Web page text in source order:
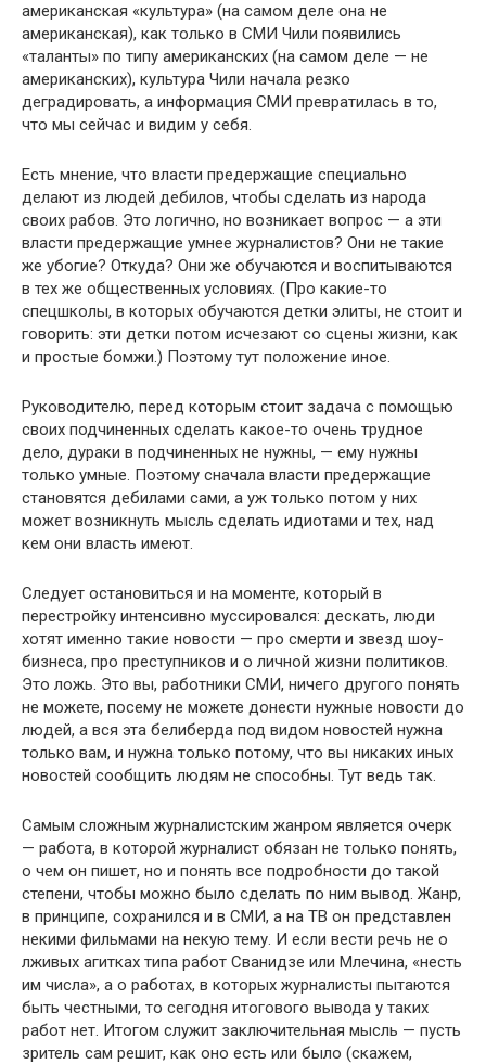
американская «культура» (на самом деле она не
американская), как только в СМИ Чили появились
«таланты» по типу американ­ских (на самом деле — не
американских), культура Чили начала резко
деградировать, а информация СМИ превратилась в то,
что мы сейчас и видим у себя.
Есть мнение, что власти предержащие специально
делают из людей дебилов, чтобы сделать из народа
своих рабов. Это ло­гично, но возникает вопрос — а эти
власти предержащие умнее журналистов? Они не такие
же убогие? Откуда? Они же обучаются и воспитываются
в тех же общественных условиях. (Про какие-то
спецшколы, в которых обучаются детки элиты, не стоит и
гово­рить: эти детки потом исчезают со сцены жизни, как
и простые бомжи.) Поэтому тут положение иное.
Руководителю, перед которым стоит задача с помощью
своих подчиненных сделать какое-то очень трудное
дело, дураки в под­чиненных не нужны, — ему нужны
только умные. Поэтому сначала власти предержащие
становятся дебилами сами, а уж только потом у них
может возникнуть мысль сделать идиотами и тех, над
кем они власть имеют.
Следует остановиться и на моменте, который в
перестройку интенсивно муссировался: дескать, люди
хотят именно такие ново­сти — про смерти и звезд шоу-
бизнеса, про преступников и о лич­ной жизни политиков.
Это ложь. Это вы, работники СМИ, ничего другого понять
не можете, посему не можете донести нужные новости до
людей, а вся эта белиберда под видом новостей нужна
только вам, и нужна только потому, что вы никаких иных
новостей сообщить людям не способны. Тут ведь так.
Самым сложным журналистским жанром является очерк
— работа, в которой журналист обязан не только понять,
о чем он пишет, но и понять все подробности до такой
степени, чтобы мож­но было сделать по ним вывод. Жанр,
в принципе, сохранился и в СМИ, а на ТВ он представлен
некими фильмами на некую тему. И если вести речь не о
лживых агитках типа работ Сванидзе или Млечина, «несть
им числа», а о работах, в которых журналисты пытаются
быть честными, то сегодня итогового вывода у таких
работ нет. Итогом служит заключительная мысль — пусть
зритель сам решит, как оно есть или было (скажем,